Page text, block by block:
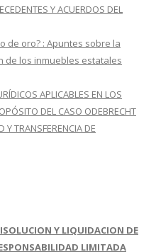
Y ACUERDOS DEL
de oro? : Apuntes sobre la
de los inmuebles estatales
APLICABLES EN LOS
DEL CASO ODEBRECHT
Y TRANSFERENCIA DE
Y LIQUIDACION DE
LIMITADA